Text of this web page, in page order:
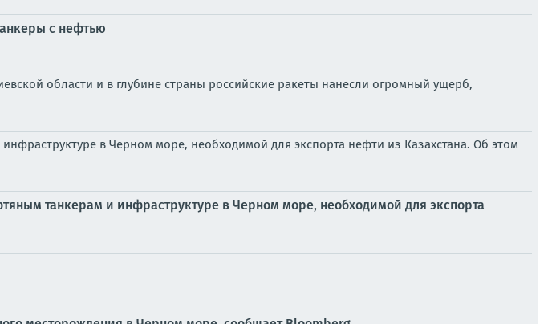
с нефтью
области и в глубине страны российские ракеты нанесли огромный ущерб,
в Черном море, необходимой для экспорта нефти из Казахстана. Об этом
танкерам и инфраструктуре в Черном море, необходимой для экспорта